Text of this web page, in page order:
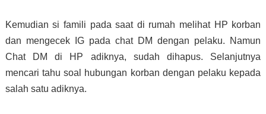
Kemudian si famili pada saat di rumah melihat HP korban
dan mengecek IG pada chat DM dengan pelaku. Namun
Chat DM di HP adiknya, sudah dihapus. Selanjutnya
mencari tahu soal hubungan korban dengan pelaku kepada
salah satu adiknya.